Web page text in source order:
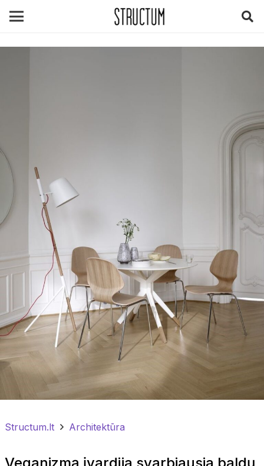
Structum.lt Architektūra